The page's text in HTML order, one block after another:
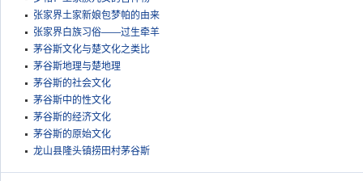
张家界土家新娘包梦帕的由来
张家界白族习俗——过生牵羊
茅谷斯文化与楚文化之类比
茅谷斯地理与楚地理
茅谷斯的社会文化
茅谷斯中的性文化
茅谷斯的经济文化
茅谷斯的原始文化
龙山县隆头镇捞田村茅谷斯